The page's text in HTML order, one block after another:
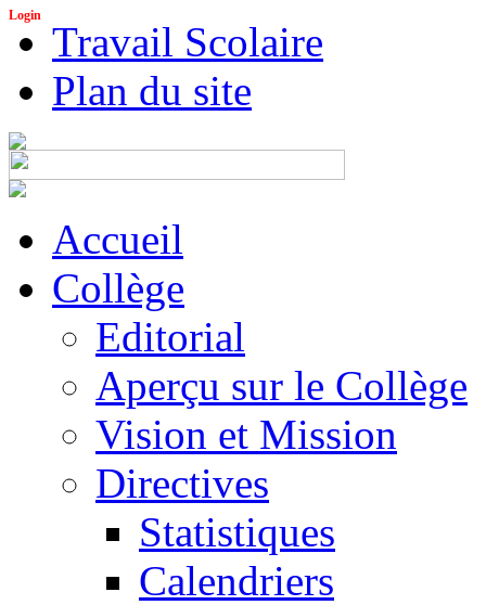
Login
Travail Scolaire
Plan du site
Accueil
Collège
Editorial
Aperçu sur le Collège
Vision et Mission
Directives
Statistiques
Calendriers